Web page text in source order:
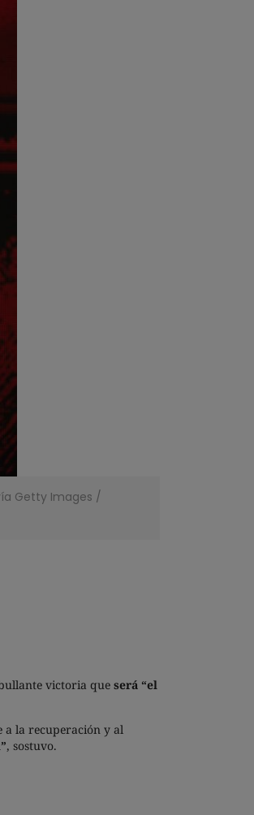
Getty Images /
victoria que será “el
a la recuperación y al
, sostuvo.